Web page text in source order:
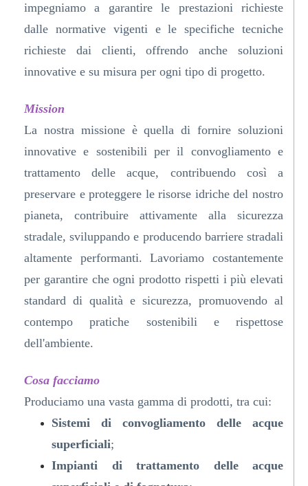
impegniamo a garantire le prestazioni richieste
dalle normative vigenti e le specifiche tecniche
richieste dai clienti, offrendo anche soluzioni
innovative e su misura per ogni tipo di progetto.
Mission
La nostra missione è quella di fornire soluzioni
innovative e sostenibili per il convogliamento e
trattamento delle acque, contribuendo così a
preservare e proteggere le risorse idriche del nostro
pianeta, contribuire attivamente alla sicurezza
stradale, sviluppando e producendo barriere stradali
altamente performanti. Lavoriamo costantemente
per garantire che ogni prodotto rispetti i più elevati
standard di qualità e sicurezza, promuovendo al
contempo pratiche sostenibili e rispettose
dell'ambiente.
Cosa facciamo
Produciamo una vasta gamma di prodotti, tra cui:
Sistemi di convogliamento delle acque
superficiali;
Impianti di trattamento delle acque